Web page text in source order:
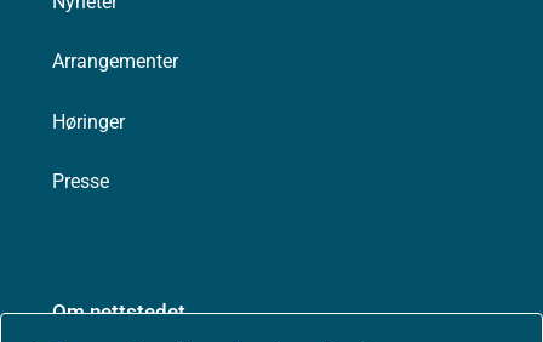
Arrangementer
Høringer
Presse
Om nettstedet